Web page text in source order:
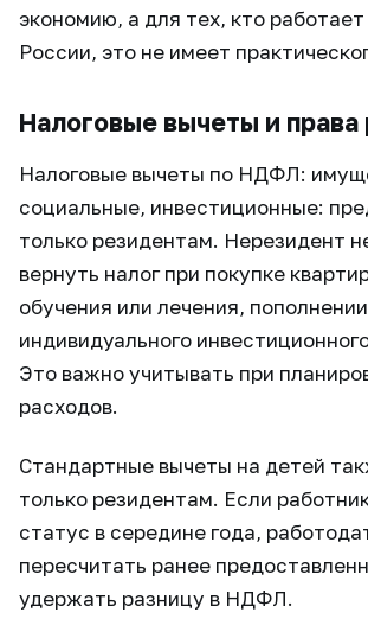
экономию, а для тех, кто работает
России, это не имеет
Налоговые вычеты и права
Налоговые вычеты по НДФЛ:
социальные, инвестиционные:
только резидентам. Нерезидент
вернуть налог при покупке
обучения или лечения, пополнении
индивидуального
Это важно учитывать при
расходов.
Стандартные вычеты на детей
только резидентам. Если
статус в середине года,
пересчитать ранее
удержать разницу в НДФЛ.